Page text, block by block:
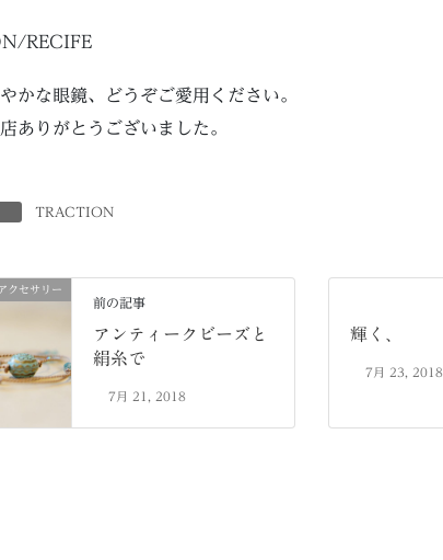
RECIFE
かな眼鏡、どうぞご愛用ください。
ありがとうございました。
TRACTION
クセサリー
前の記事
アンティークビーズと
絹糸で
7月 21, 2018
輝く、
7月 23, 2018